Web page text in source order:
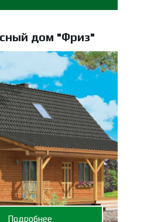
дом "Фриз"
Подробнее